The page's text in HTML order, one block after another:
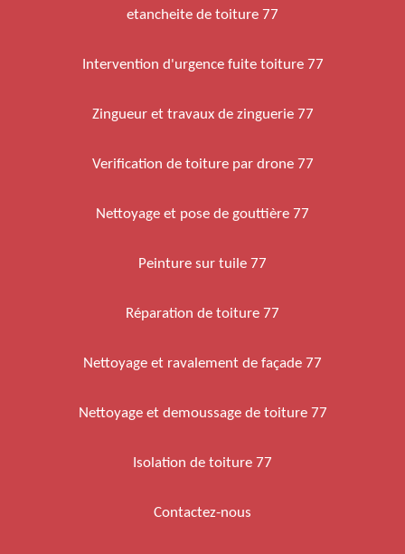
etancheite de toiture 77
Intervention d'urgence fuite toiture 77
Zingueur et travaux de zinguerie 77
Verification de toiture par drone 77
Nettoyage et pose de gouttière 77
Peinture sur tuile 77
Réparation de toiture 77
Nettoyage et ravalement de façade 77
Nettoyage et demoussage de toiture 77
Isolation de toiture 77
Contactez-nous